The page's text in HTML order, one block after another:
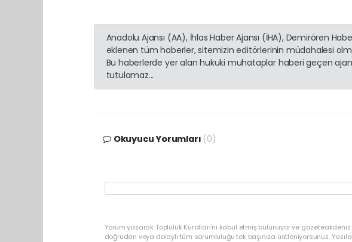
Anadolu Ajansı (AA), İhlas Haber Ajansı (İHA), Demirören
eklenen tüm haberler, sitemizin editörlerinin müdahalesi
Bu haberlerde yer alan hukuki muhataplar haberi geçen
tutulamaz...
Okuyucu Yorumları (0)
Yorum yazarak Topluluk Kuralları’nı kabul etmiş bulunuyor ve
doğrudan veya dolaylı tüm sorumluluğu tek başınıza üstleniyorsunuz.